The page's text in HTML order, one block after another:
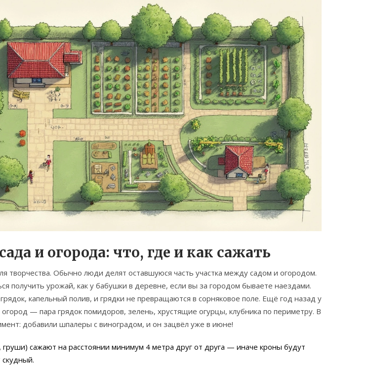
и огорода: что, где и как сажать
творчества. Обычно люди делят оставшуюся часть участка между садом и огородом.
получить урожай, как у бабушки в деревне, если вы за городом бываете наездами.
капельный полив, и грядки не превращаются в сорняковое поле. Ещё год назад у
— пара грядок помидоров, зелень, хрустящие огурцы, клубника по периметру. В
добавили шпалеры с виноградом, и он зацвёл уже в июне!
сажают на расстоянии минимум 4 метра друг от друга — иначе кроны будут